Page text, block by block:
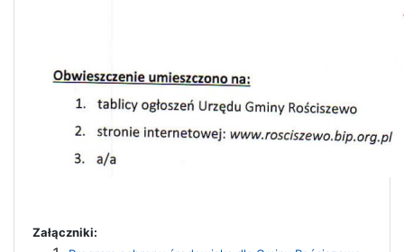
Załączniki: